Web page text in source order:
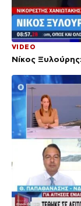
VIDEO
Νίκος